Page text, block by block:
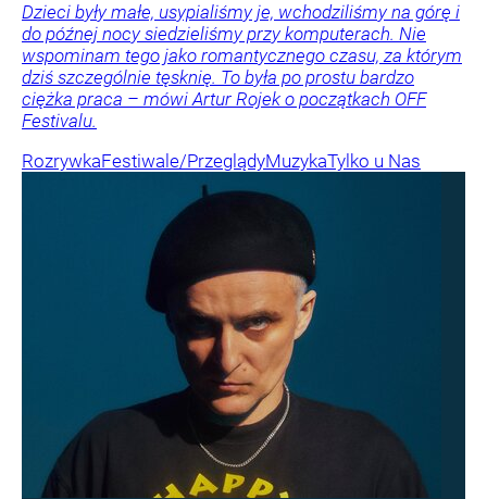
Dzieci były małe, usypialiśmy je, wchodziliśmy na górę i
do późnej nocy siedzieliśmy przy komputerach. Nie
wspominam tego jako romantycznego czasu, za którym
dziś szczególnie tęsknię. To była po prostu bardzo
ciężka praca – mówi Artur Rojek o początkach OFF
Festivalu.
RozrywkaFestiwale/PrzeglądyMuzykaTylko u Nas